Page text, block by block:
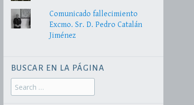
Comunicado fallecimiento
Excmo. Sr. D. Pedro Catalán
Jiménez
BUSCAR EN LA PÁGINA
Search
for: